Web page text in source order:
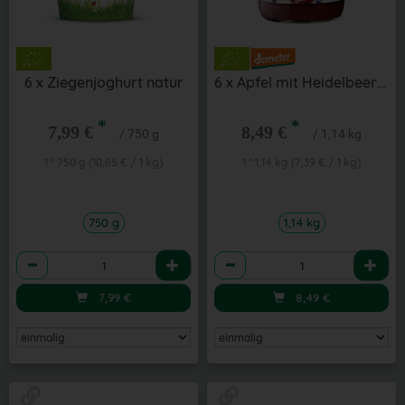
6 x Ziegenjoghurt natur
7,99 € * / 750 g
750 g
Anzahl
7,99 €
6 x Apfel mit Heidelbeere 190 g
8,49 € * / 1,14 kg
1,14 kg
Anzahl
8,49 €